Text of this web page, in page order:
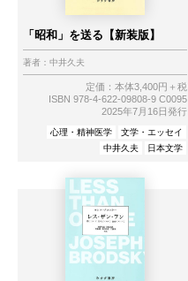
「昭和」を送る【新装版】
著者： 中井久夫
定価：本体3,400円＋税
ISBN 978-4-622-09808-9 C0095
2025年7月16日発行
心理・精神医学
文学・エッセイ
中井久夫
日本文学